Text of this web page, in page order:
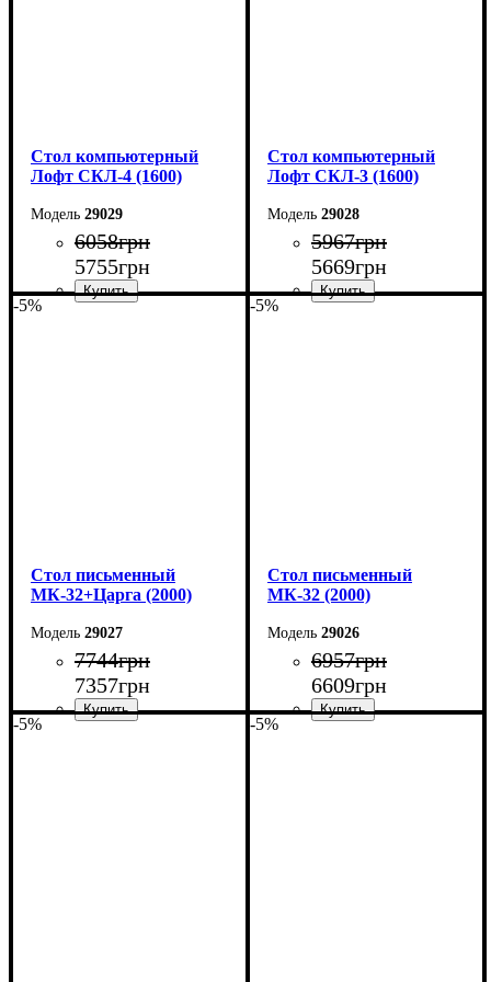
Стол компьютерный
Лофт СКЛ-4 (1600)
29029
6058грн
5755грн
Стол компьютерный
Лофт СКЛ-3 (1600)
29028
5967грн
5669грн
-5%
Cтол письменный
МК-32+Царга (2000)
29027
7744грн
7357грн
-5%
Cтол письменный
МК-32 (2000)
29026
6957грн
6609грн
-5% -5%